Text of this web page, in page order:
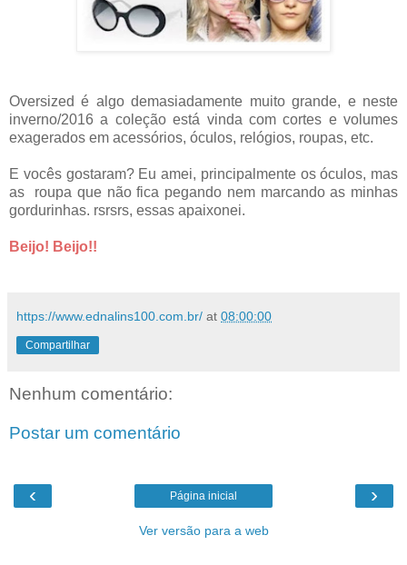
Oversized é algo demasiadamente muito grande, e neste
inverno/2016 a coleção está vinda com cortes e volumes
exagerados em acessórios, óculos, relógios, roupas, etc.
E vocês gostaram? Eu amei, principalmente os óculos, mas
as roupa que não fica pegando nem marcando as minhas
gordurinhas. rsrsrs, essas apaixonei.
Beijo! Beijo!!
https://www.ednalins100.com.br/ at 08:00:00
Compartilhar
Nenhum comentário:
Postar um comentário
‹ ›
Página inicial
Ver versão para a web